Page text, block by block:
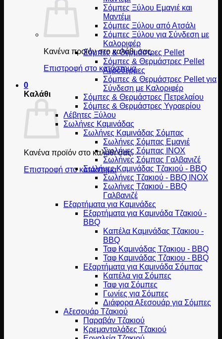
Κανένα προϊόν στο καλάθι σας.
Επιστροφή στο κατάστημα
0
Καλάθι
Κανένα προϊόν στο καλάθι σας.
Επιστροφή στο κατάστημα
Σόμπες Ξύλου Εμαγιέ και
Μαντέμι
Σόμπες Ξύλου από Ατσάλι
Σόμπες Ξύλου για Σύνδεση με
Καλοριφέρ
Σόμπες & Θερμάστρες Pellet
Σόμπες & Θερμάστρες Pellet
Αερόθερμες
Σόμπες & Θερμάστρες Pellet για
Σύνδεση με Καλοριφέρ
Σόμπες & Θερμάστρες Πετρελαίου
Σόμπες & Θερμάστρες Υγραερίου
Λέβητες Ξύλου
Σωλήνες Καμινάδας
Σωλήνες Καμινάδας Σόμπας
Σωλήνες Σόμπας Εμαγιέ
Σωλήνες Σόμπας INOX
Σωλήνες Σόμπας Γαλβανιζέ
Σωλήνες Καμινάδας Τζακιού - BBQ
Σωλήνες Τζακιού - BBQ INOX
Σωλήνες Τζακιού - BBQ
Γαλβανιζέ
Εξαρτήματα για Καμινάδες
Εξαρτήματα για Καμινάδα Τζακιού -
BBQ
Καπέλα Καμινάδας Τζακιου -
BBQ
Ταφ Καμινάδας Τζακιου - BBQ
Ταφ Καμινάδας Τζακιου - BBQ
Εξαρτήματα για Καμινάδα Σόμπας
Καπέλα για Σόμπες
Ταφ για Σόμπες
Γωνίες για Σόμπες
Διάφορα Αξεσουάρ για Σόμπες
Αξεσουάρ Τζακιού
Παραβάν Τζακιού
Κρεμανταλάδες Τζακιού